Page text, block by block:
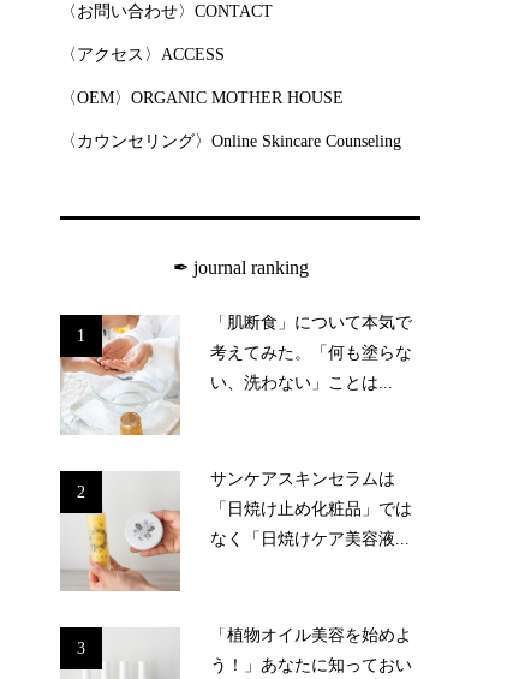
〈お問い合わせ〉CONTACT
〈アクセス〉ACCESS
〈OEM〉ORGANIC MOTHER HOUSE
〈カウンセリング〉Online Skincare Counseling
✒︎ journal ranking
1
「肌断食」について本気で
考えてみた。「何も塗らな
い、洗わない」ことは...
2
サンケアスキンセラムは
「日焼け止め化粧品」では
なく「日焼けケア美容液...
3
「植物オイル美容を始めよ
う！」あなたに知っておい